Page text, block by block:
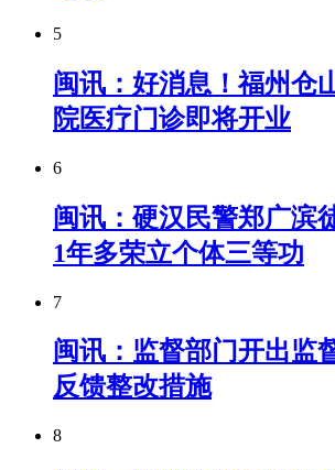
5
闽讯：好消息！福州仓
院医疗门诊即将开业
6
闽讯：硬汉民警郑广滨
1年多荣立个体三等功
7
闽讯：监督部门开出监
反馈整改措施
8